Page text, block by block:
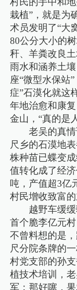
栽植”，就是为
术员发明了“大
80公分大小的
秆、羊粪改良
雨水和涵养土
座“微型水保站
症”石漠化就这
年地治愈和康
金山，“真的是
老吴的真
尺乡的石漠地
株种苗已蝶变
值转化成了经
吨，产值超3亿
村民增收致富的
越野车缓
首个脆李亿元
不曾料想的是
尺分院条牌的
村党支部的孙
植技术培训，
军：那好噻，